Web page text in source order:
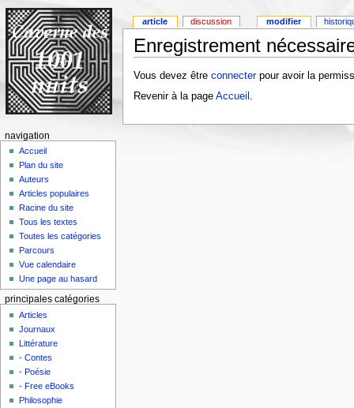
Enregistrement
Vous devez être connecterpour avoir la
Revenir à la page Accueil
article discussion modifier
navigation
Accueil
Plan du site
Auteurs
Articles populaires
Racine du site
Tous les textes
Toutes les catégories
Parcours
Vue calendaire
Une page au hasard
principales catégories
Articles
Journaux
Littérature
- Contes
- Poésie
- Free eBooks
Philosophie